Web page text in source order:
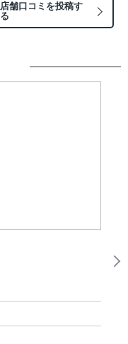
店舗口コミを投稿す
る